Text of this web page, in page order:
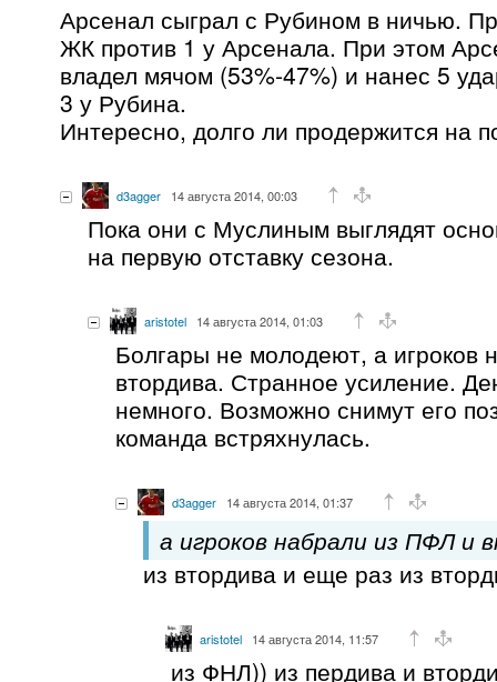
Арсенал сыграл с Рубином в ничью.
ЖК против 1 у Арсенала. При этом
владел мячом (53%-47%) и нанес 5
3 у Рубина.
Интересно, долго ли продержится на
d3agger 14 августа 2014, 00:03
Пока они с Муслиным выглядят
на первую отставку сезона.
aristotel 14 августа 2014, 01:03
Болгары не молодеют, а игроков
втордива. Странное усиление.
немного. Возможно снимут его
команда встряхнулась.
d3agger 14 августа 2014, 01:37
а игроков набрали из ПФЛ и
из втордива и еще раз из
aristotel 14 августа 2014, 11:57
из ФНЛ)) из пердива и